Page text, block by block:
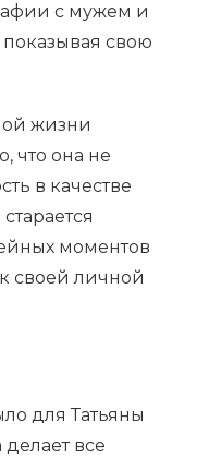
с мужем и
свою
жизни
что она не
в качестве
моментов
своей личной
для Татьяны
все